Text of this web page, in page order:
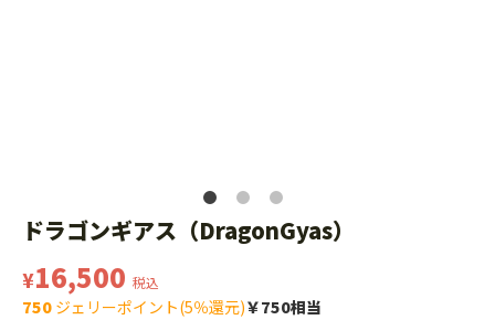
ドラゴンギアス（DragonGyas）
¥16,500 税込
750 ジェリーポイント(5％還元)￥750相当